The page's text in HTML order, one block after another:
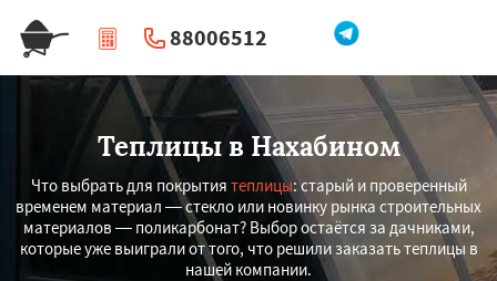
88006512
| Перезвоните мне
Теплицы в Нахабином
Что выбрать для покрытия теплицы: старый и проверенный
временем материал — стекло или новинку рынка строительных
материалов — поликарбонат? Выбор остаётся за дачниками,
которые уже выиграли от того, что решили заказать теплицы в
нашей компании.